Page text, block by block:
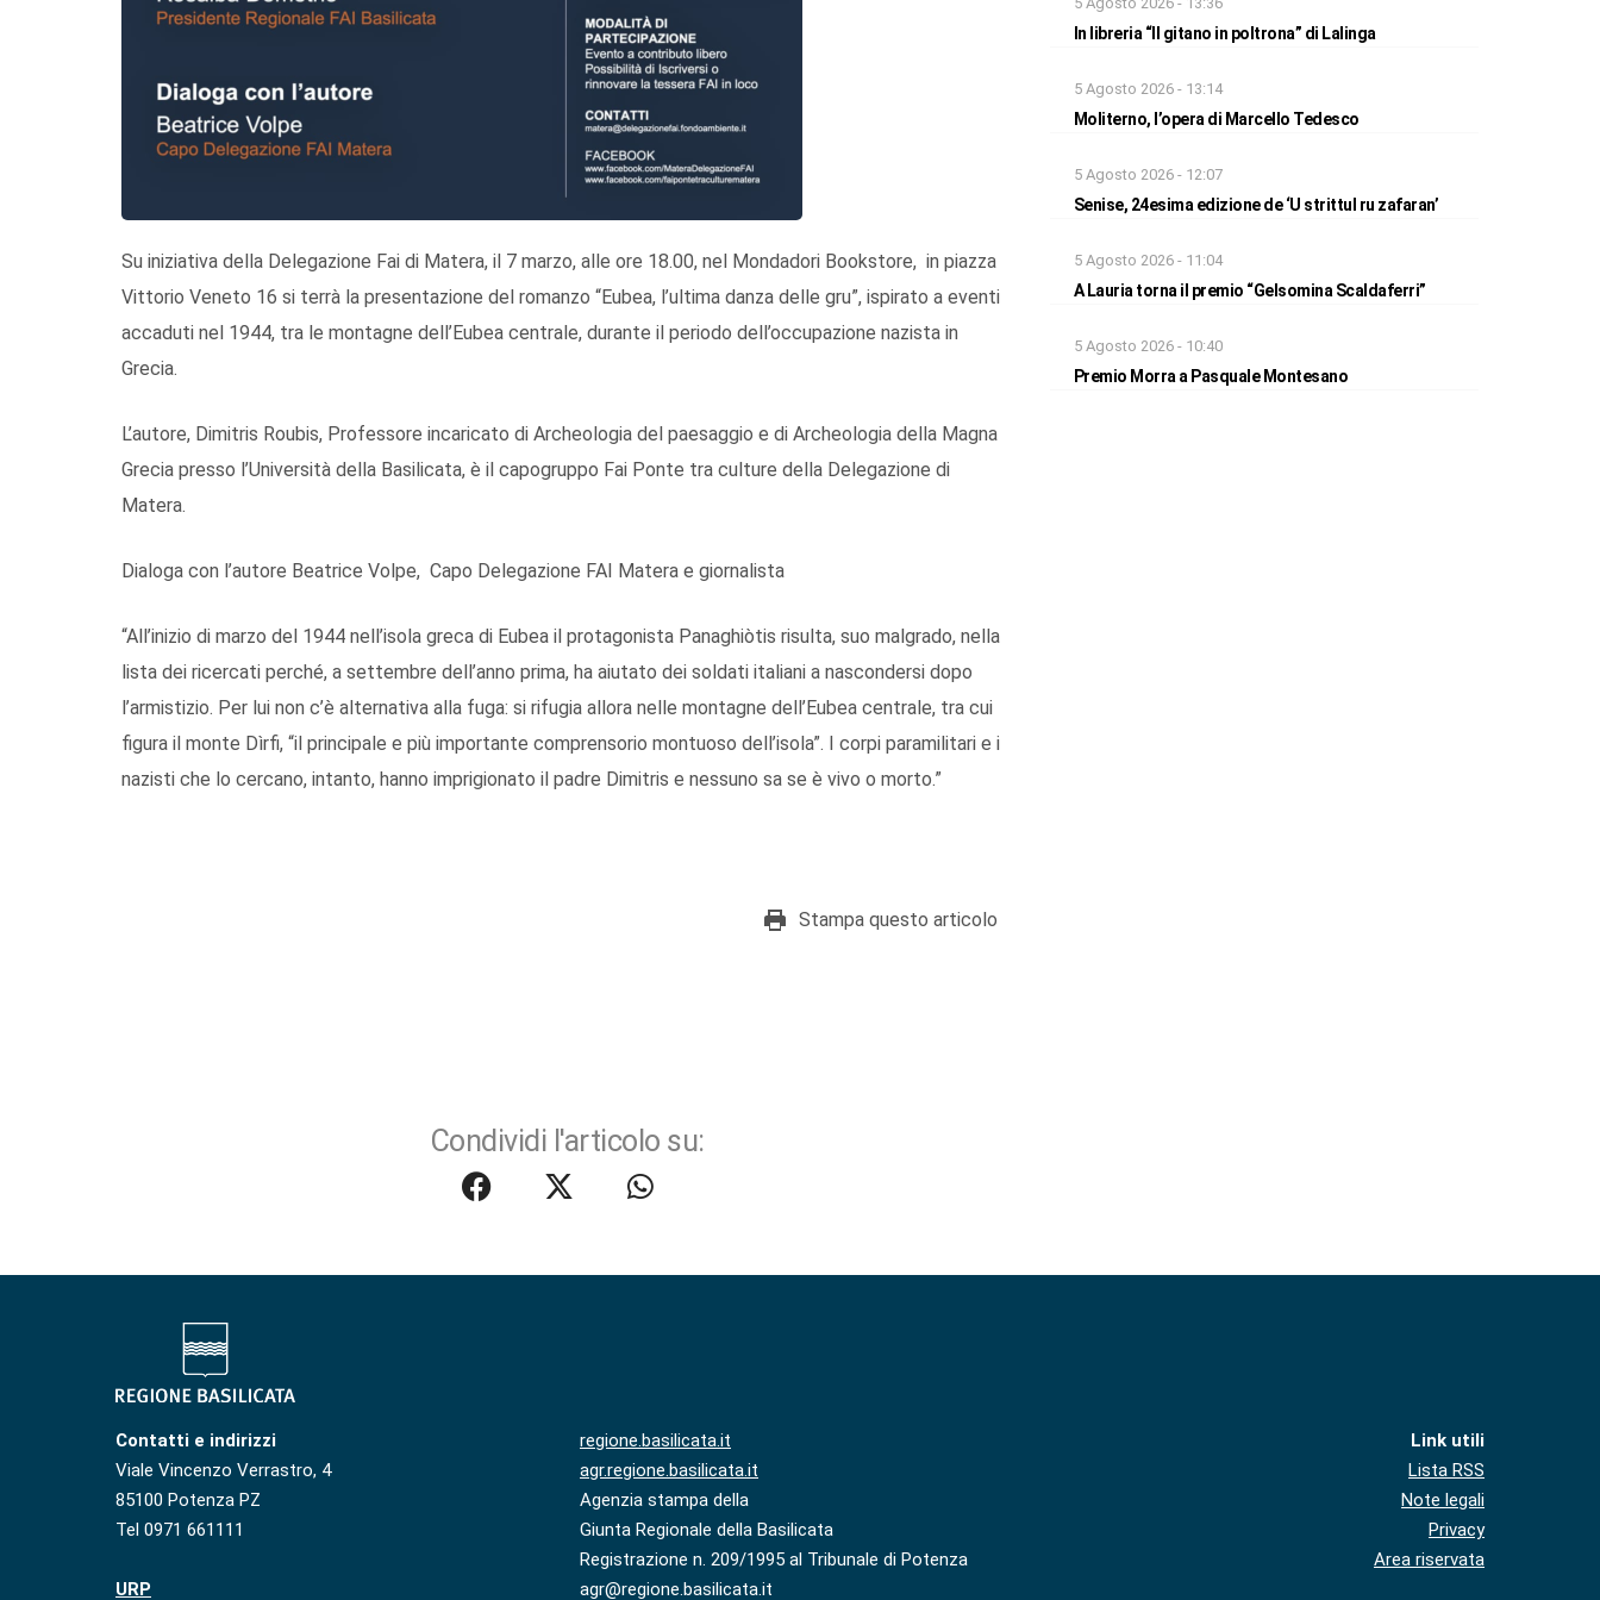
Su iniziativa della Delegazione Fai di Matera, il 7 marzo, alle ore 18.00, nel Mondadori Bookstore, in piazza
Vittorio Veneto 16 si terrà la presentazione del romanzo “Eubea, l’ultima danza delle gru”, ispirato a eventi
accaduti nel 1944, tra le montagne dell’Eubea centrale, durante il periodo dell’occupazione nazista in
Grecia.
L’autore, Dimitris Roubis, Professore incaricato di Archeologia del paesaggio e di Archeologia della Magna
Grecia presso l’Università della Basilicata, è il capogruppo Fai Ponte tra culture della Delegazione di
Matera.
Dialoga con l’autore Beatrice Volpe, Capo Delegazione FAI Matera e giornalista
“All’inizio di marzo del 1944 nell’isola greca di Eubea il protagonista Panaghiòtis risulta, suo malgrado, nella
lista dei ricercati perché, a settembre dell’anno prima, ha aiutato dei soldati italiani a nascondersi dopo
l’armistizio. Per lui non c’è alternativa alla fuga: si rifugia allora nelle montagne dell’Eubea centrale, tra cui
figura il monte Dìrfi, “il principale e più importante comprensorio montuoso dell’isola”. I corpi paramilitari e i
nazisti che lo cercano, intanto, hanno imprigionato il padre Dimitris e nessuno sa se è vivo o morto.”
Stampa questo articolo
Condividi l'articolo su:
In libreria “Il gitano in poltrona” di Lalinga
5 Agosto 2026 - 13:14
Moliterno, l’opera di Marcello Tedesco
5 Agosto 2026 - 12:07
Senise, 24esima edizione de ‘U strittul ru zafaran’
5 Agosto 2026 - 11:04
A Lauria torna il premio “Gelsomina Scaldaferri”
5 Agosto 2026 - 10:40
Premio Morra a Pasquale Montesano
Contatti e indirizzi
Viale Vincenzo Verrastro, 4
85100 Potenza PZ
Tel 0971 661111
URP
regione.basilicata.it
agr.regione.basilicata.it
Agenzia stampa della
Giunta Regionale della Basilicata
Registrazione n. 209/1995 al Tribunale di Potenza
agr@regione.basilicata.it
Link utili
Lista RSS
Note legali
Privacy
Area riservata